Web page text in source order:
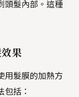
頭髮內部。這種
果
用髮膜的加熱方
包括：